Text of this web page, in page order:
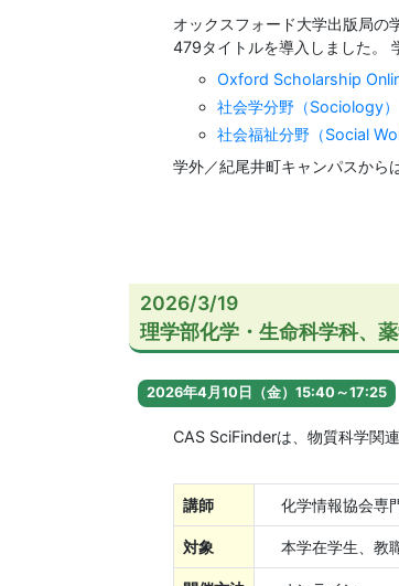
オックスフォード大学出版局の
479タイトルを導入しました。
Oxford Scholarship
社会学分野（Sociology
社会福祉分野（Social
学外／紀尾井町キャンパスから
2026/3/19
理学部化学・生命科学科、
2026年4月10日（金）15:40～17:25
CAS SciFinderは、物質科学関
講師 化学情報協会専
対象 本学在学生、教